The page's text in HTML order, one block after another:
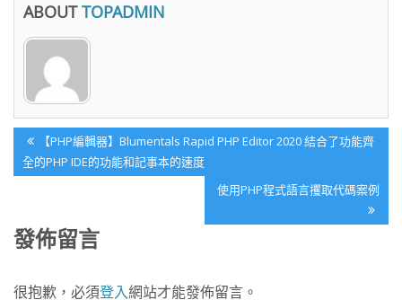
ABOUT TOPADMIN
文
章
Previous
Post:
【PHP編輯器】Blumentals Rapid PHP Editor 2020 結合了功能齊
全的PHP IDE的功能和記事本的速度
Next
使用PHP程式語言攫取代碼案例
發佈留言
很抱歉，必須登入網站才能發佈留言。